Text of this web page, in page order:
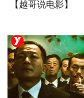
【越哥说电影】